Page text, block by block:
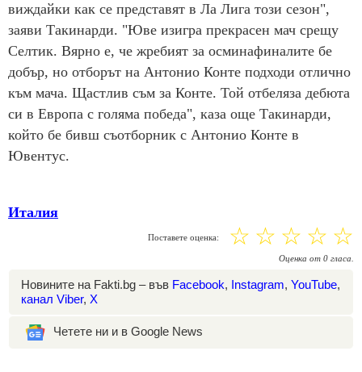
виждайки как се представят в Ла Лига този сезон",
заяви Такинарди. "Юве изигра прекрасен мач срещу
Селтик. Вярно е, че жребият за осминафиналите бе
добър, но отборът на Антонио Конте подходи отлично
към мача. Щастлив съм за Конте. Той отбеляза дебюта
си в Европа с голяма победа", каза още Такинарди,
който бе бивш съотборник с Антонио Конте в
Ювентус.
Италия
Поставете оценка: ☆
☆
☆
☆
☆
Оценка от 0 гласа.
Новините на Fakti.bg – във Facebook, Instagram, YouTube,
канал Viber, X
Четете ни и в Google News